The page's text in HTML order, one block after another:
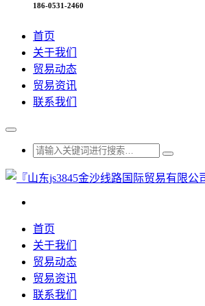
186-0531-2460
首页
关于我们
贸易动态
贸易资讯
联系我们
首页
关于我们
贸易动态
贸易资讯
联系我们